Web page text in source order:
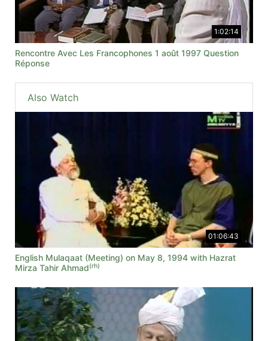
1:02:14
Rencontre Avec Les Francophones 1 août 1997 Question
Réponse
Also Watch
01:06:43
English Mulaqaat (Meeting) on May 8, 1994 with Hazrat
Mirza Tahir Ahmad(rh)